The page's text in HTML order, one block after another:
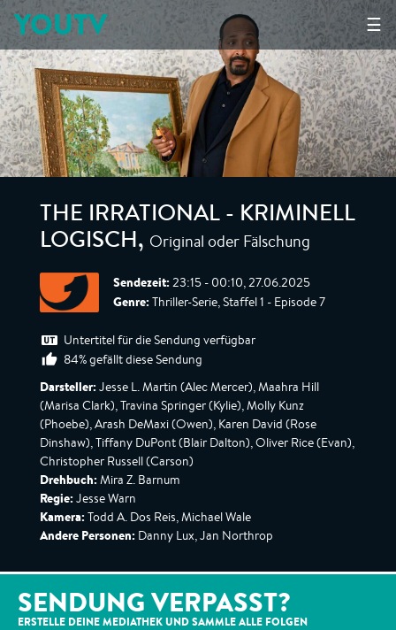
☰
YOUTV
THE IRRATIONAL - KRIMINELL
LOGISCH, Original oder Fälschung
Sendezeit: 23:15 - 00:10, 27.06.2025
Genre: Thriller-Serie, Staffel 1 - Episode 7
Untertitel für die Sendung verfügbar
84% gefällt diese Sendung
Darsteller: Jesse L. Martin (Alec Mercer), Maahra Hill
(Marisa Clark), Travina Springer (Kylie), Molly Kunz
(Phoebe), Arash DeMaxi (Owen), Karen David (Rose
Dinshaw), Tiffany DuPont (Blair Dalton), Oliver Rice (Evan),
Christopher Russell (Carson)
Drehbuch: Mira Z. Barnum
Regie: Jesse Warn
Kamera: Todd A. Dos Reis, Michael Wale
Andere Personen: Danny Lux, Jan Northrop
SENDUNG VERPASST?
ERSTELLE DEINE MEDIATHEK UND SAMMLE ALLE FOLGEN